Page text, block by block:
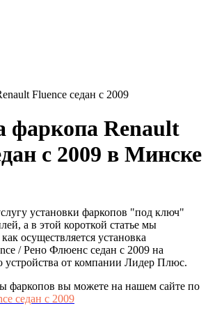
Fluence седан с 2009
фаркопа Renault
с 2009 в Минске
установки фаркопов "под ключ"
а в этой короткой статье мы
осуществляется установка
/ Рено Флюенс седан с 2009 на
устройства от компании Лидер Плюс.
фаркопов вы можете на нашем сайте по
седан с 2009